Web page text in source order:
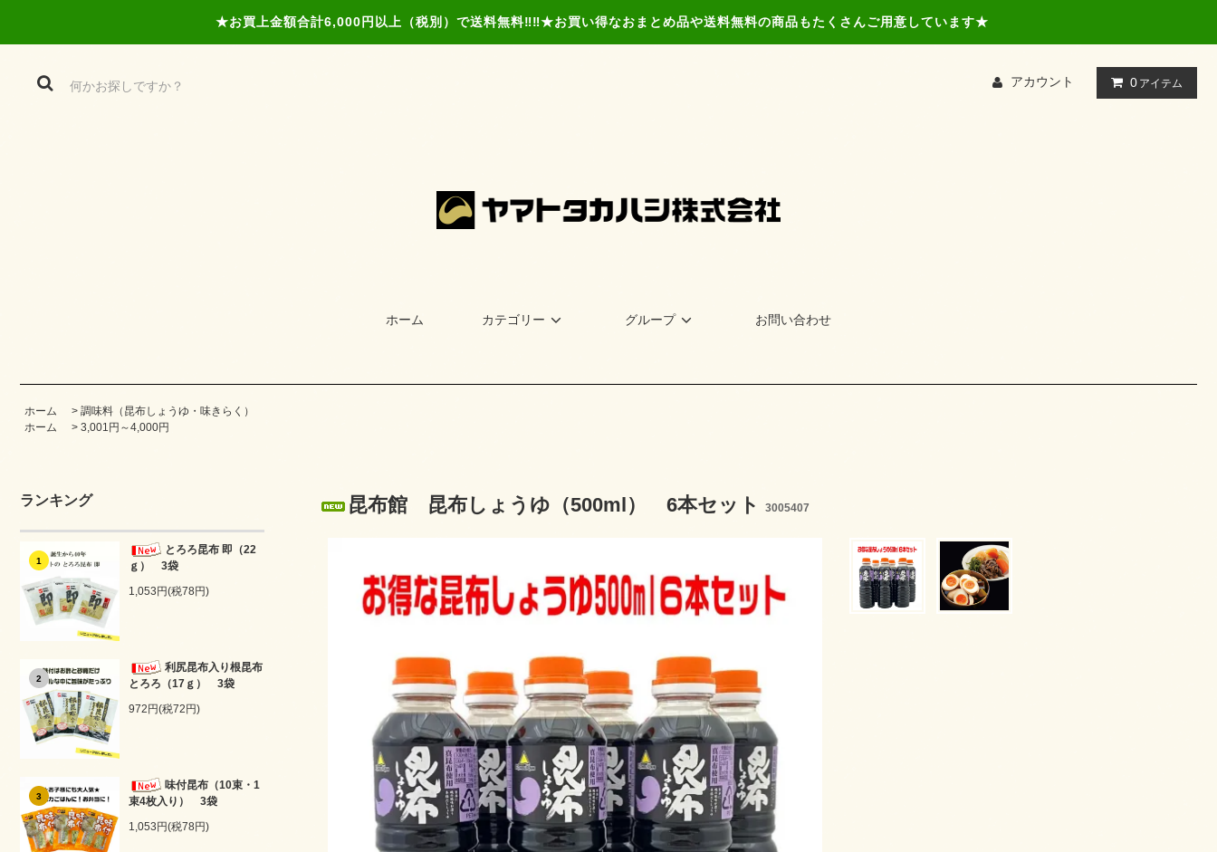
★お買上金額合計6,000円以上（税別）で送料無料‼‼★お買い得なおまとめ品や送料無料の商品もたくさんご用意しています★
アカウント 0 アイテム
ホーム カテゴリー グループ お問い合わせ
ホーム > 調味料（昆布しょうゆ・味きらく）
ホーム
> 3,001円～4,000円
ランキング
1
とろろ昆布 即（22
ｇ） 3袋
1,053円(税78円)
2
利尻昆布入り根昆布
とろろ（17ｇ） 3袋
972円(税72円)
3
味付昆布（10束・1
束4枚入り） 3袋
1,053円(税78円)
昆布館 昆布しょうゆ（500ml） 6本セット 3005407